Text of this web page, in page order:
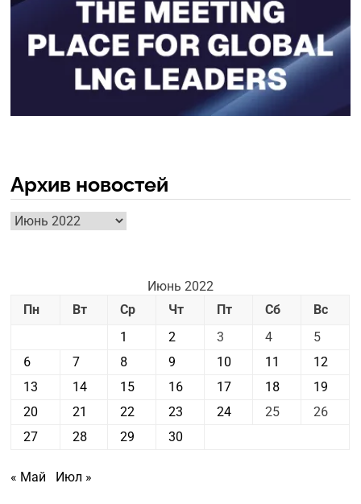
Архив новостей
Архив
новостей
Июнь 2022
Пн
Вт Ср Чт Пт Сб
Вс
1
2 3 4
5
6
7 8 9 10 11
12
13
14 15 16 17 18
19
20
21 22 23 24 25
26
27
28 29 30
« Май Июл »